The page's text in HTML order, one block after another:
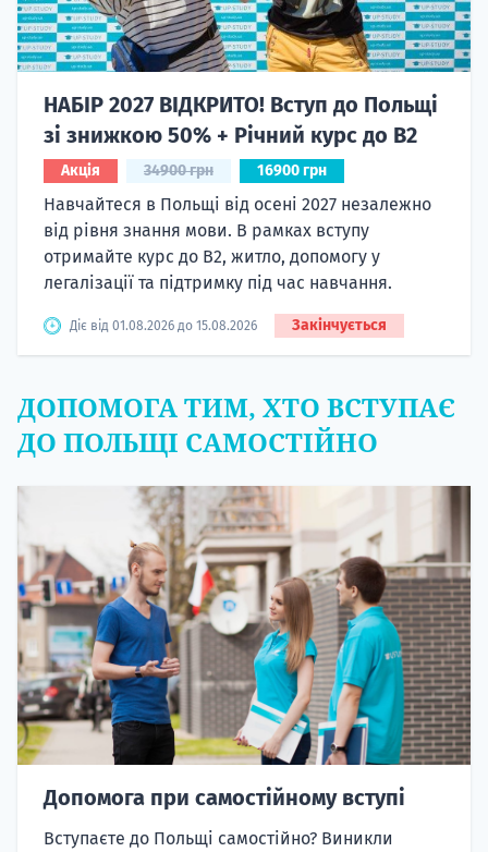
НАБІР 2027 ВІДКРИТО! Вступ до Польщі
зі знижкою 50% + Річний курс до B2
Акція 34900 грн 16900 грн
Навчайтеся в Польщі від осені 2027 незалежно
від рівня знання мови. В рамках вступу
отримайте курс до B2, житло, допомогу у
легалізації та підтримку під час навчання.
Діє від 01.08.2026 до 15.08.2026 Закінчується
ДОПОМОГА ТИМ, ХТО ВСТУПАЄ
ДО ПОЛЬЩІ САМОСТІЙНО
Допомога при самостійному вступі
Вступаєте до Польщі самостійно? Виникли